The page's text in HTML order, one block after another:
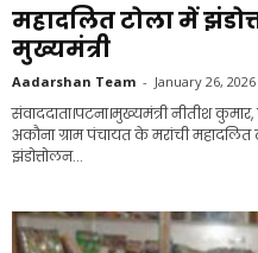
महादलित टोला में
मुख्यमंत्री
Aadarshan Team - January 26, 2026
संवाददाता।पटना।मुख्यमंत्री नीतीश
अकौना ग्राम पंचायत के मरांची
झंडोत्तोलन...